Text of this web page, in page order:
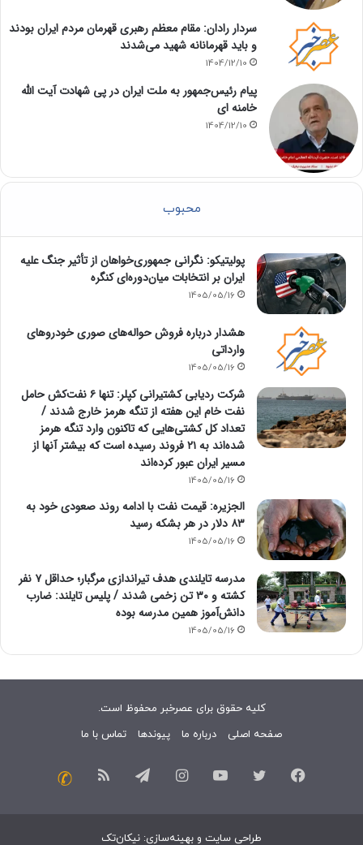
سردار رادان: مقام معظم رهبری قهرمان مردم ایران بودند
و باید قهرمانانه شهید می‌شدند
1404/12/10
پیام رئیس‌جمهور به ملت ایران در پی شهادت آیت الله
خامنه ای
1404/12/10
محبوب
پولیتیکو: نگرانی جمهوری‌خواهان از تأثیر جنگ علیه
ایران بر انتخابات میان‌دوره‌ای کنگره
1405/05/16
هشدار درباره فروش حواله‌های صوری خودروهای
وارداتی
1405/05/16
شرکت ردیابی کشتیرانی کپلر: تنها ۶ نفت‌کش حامل
نفت خام این هفته از تنگه هرمز خارج شدند /
تعداد کل کشتی‌هایی که تاکنون وارد تنگه هرمز
شده‌اند به ۲۱ فروند رسیده است که بیشتر آنها از
مسیر ایران عبور کرده‌اند
1405/05/16
الجزیره: قیمت نفت با ادامه روند صعودی خود به
۸۳ دلار در هر بشکه رسید
1405/05/16
مدرسه تایلندی هدف تیراندازی مرگبار؛ حداقل ۷ نفر
کشته و ۳۰ تن زخمی شدند / پلیس تایلند: ضارب
دانش‌آموز همین مدرسه بوده
1405/05/16
کلیه حقوق برای عصرخبر محفوظ است.
صفحه اصلی
درباره ما پیوندها تماس با ما
فیسبوک توییتر یوتیوب اینستاگرامتلگرام خوراک
طراحی سایت و بهینه‌سازی: نیکان‌تک